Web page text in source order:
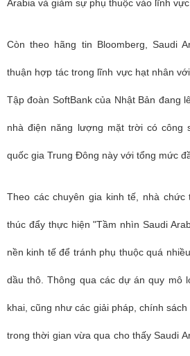
Arabia và giảm sự phụ thuộc vào lĩnh
Còn theo hãng tin Bloomberg, Saudi
thuận hợp tác trong lĩnh vực hạt nhân
Tập đoàn SoftBank của Nhật Bản đang
nhà điện năng lượng mặt trời có công
quốc gia Trung Đông này với tổng mức
Theo các chuyên gia kinh tế, nhà chức
thúc đẩy thực hiện "Tầm nhìn Saudi
nền kinh tế để tránh phụ thuộc quá
dầu thô. Thông qua các dự án quy mô
khai, cũng như các giải pháp, chính
trong thời gian vừa qua cho thấy Saudi